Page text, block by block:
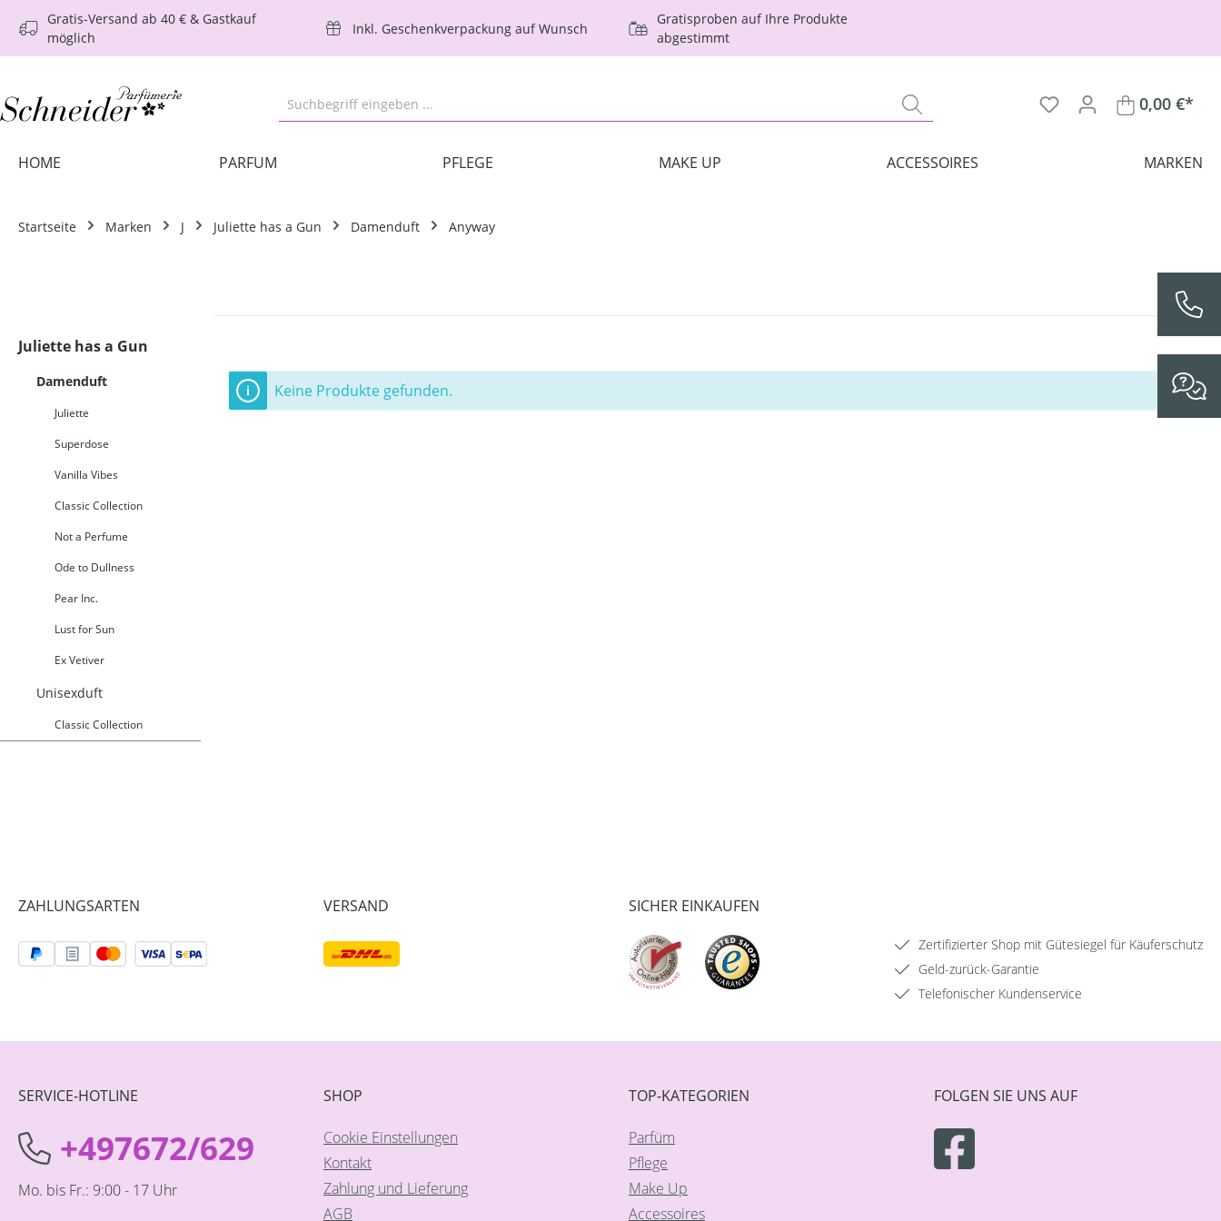
Hauptinhalt springen
Zur Suche springen
Zur Hauptnavigation springen
Gratis-Versand ab 40 € & Gastkauf
möglich
Inkl. Geschenkverpackung auf Wunsch
Gratisproben auf Ihre Produkte
abgestimmt
0,00 €*
HOME PARFUM PFLEGE MAKE UP ACCESSOIRES MARKEN
Startseite Marken J Juliette has a Gun Damenduft Anyway
Juliette has a Gun
Damenduft
Juliette
Superdose
Vanilla Vibes
Classic Collection
Not a Perfume
Ode to Dullness
Pear Inc.
Lust for Sun
Ex Vetiver
Unisexduft
Classic Collection
Keine Produkte gefunden.
ZAHLUNGSARTEN VERSAND SICHER EINKAUFEN
Zertifizierter Shop mit Gütesiegel für Käuferschutz
Geld-zurück-Garantie
Telefonischer Kundenservice
SERVICE-HOTLINE
+497672/629
Mo. bis Fr.: 9:00 - 17 Uhr
SHOP
Cookie Einstellungen
Kontakt
Zahlung und Lieferung
AGB
TOP-KATEGORIEN
Parfüm
Pflege
Make Up
Accessoires
FOLGEN SIE UNS AUF